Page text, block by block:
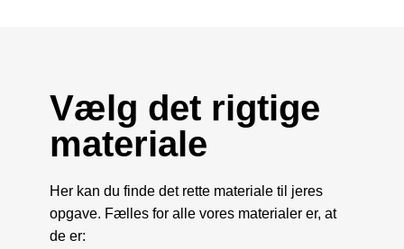
Vælg det rigtige
materiale
Her kan du finde det rette materiale til jeres
opgave. Fælles for alle vores materialer er, at
de er: